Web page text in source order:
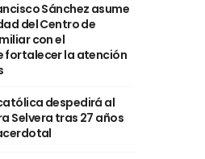
Sánchez asume
del Centro de
con el
fortalecer la atención
despedirá al
Selvera tras 27 años